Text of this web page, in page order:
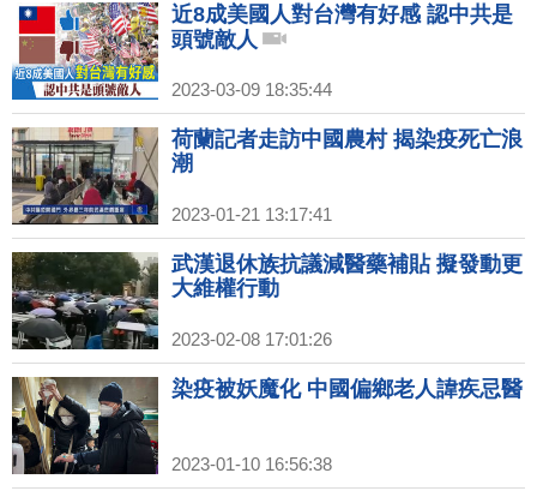
近8成美國人對台灣有好感 認中共是
頭號敵人
2023-03-09 18:35:44
荷蘭記者走訪中國農村 揭染疫死亡浪
潮
2023-01-21 13:17:41
武漢退休族抗議減醫藥補貼 擬發動更
大維權行動
2023-02-08 17:01:26
染疫被妖魔化 中國偏鄉老人諱疾忌醫
2023-01-10 16:56:38